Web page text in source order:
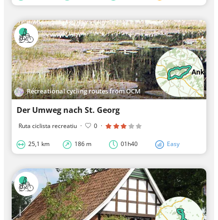
Recreational cycling routes from OCM
Der Umweg nach St. Georg
Ruta ciclista recreatiu · 0 ·
25,1 km 186 m 01h40 Easy